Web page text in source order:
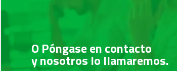
O Póngase en contacto
y nosotros lo llamaremos.